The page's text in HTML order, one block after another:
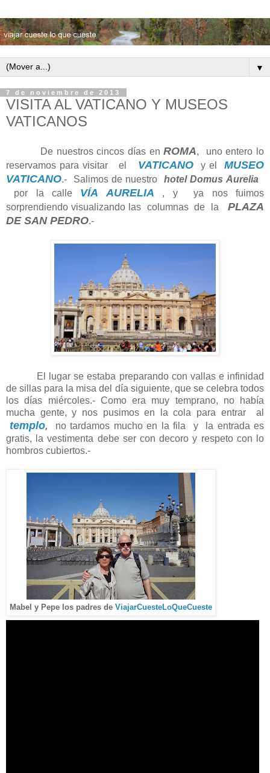
▼
7 de noviembre de 2013
VISITA AL VATICANO Y MUSEOS
VATICANOS
De nuestros cincos días enROMA, uno entero lo
reservamos para visitar el
VATICANO y el MUSEO
VATICANO.- Salimos de nuestro
hotel Domus Aurelia
por la calle VÍA AURELIA , y ya nos fuimos
sorprendiendo visualizando las columnas de la PLAZA
DE SAN PEDRO.-
El lugar se estaba preparando con vallas e infinidad
de sillas para la misa del día siguiente, que se celebra todos
los días miércoles.- Como era muy temprano, no había
mucha gente, y nos pusimos en la cola para entrar al
templo, no tardamos mucho en la fila y la entrada es
gratis, la vestimenta debe ser con decoro y respeto con lo
hombros cubiertos.-
Mabel y Pepe los padres de ViajarCuesteLoQueCueste